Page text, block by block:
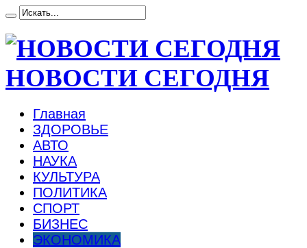
НОВОСТИ СЕГОДНЯ
Главная
ЗДОРОВЬЕ
АВТО
НАУКА
КУЛЬТУРА
ПОЛИТИКА
СПОРТ
БИЗНЕС
ЭКОНОМИКА